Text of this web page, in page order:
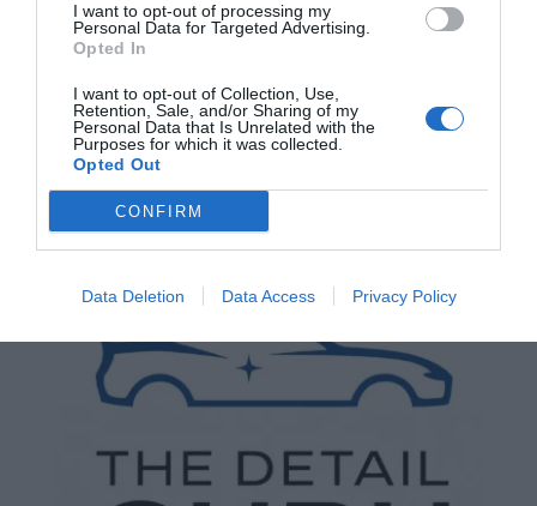
I want to opt-out of processing my
Personal Data for Targeted Advertising.
Opted In
I want to opt-out of Collection, Use,
Retention, Sale, and/or Sharing of my
Personal Data that Is Unrelated with the
Purposes for which it was collected.
Opted Out
CONFIRM
Data Deletion Data Access Privacy Policy